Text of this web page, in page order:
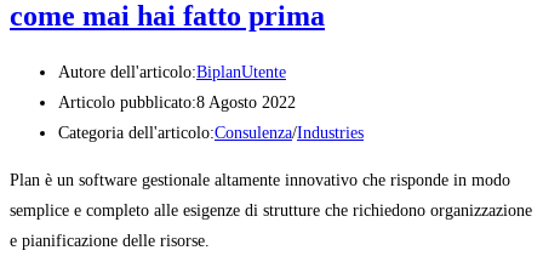
come mai hai fatto prima
Autore dell'articolo:BiplanUtente
Articolo pubblicato:8 Agosto 2022
Categoria dell'articolo:Consulenza/Industries
Plan è un software gestionale altamente innovativo che risponde in modo
semplice e completo alle esigenze di strutture che richiedono organizzazione
e pianificazione delle risorse.